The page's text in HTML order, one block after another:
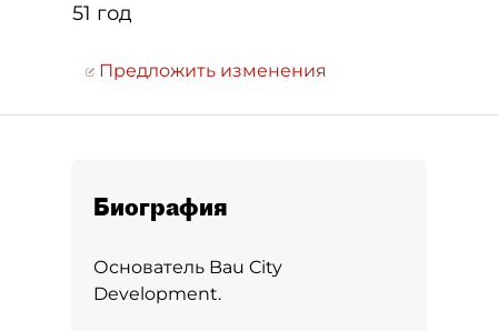
51 год
Предложить изменения
Биография
Основатель Bau City
Development.